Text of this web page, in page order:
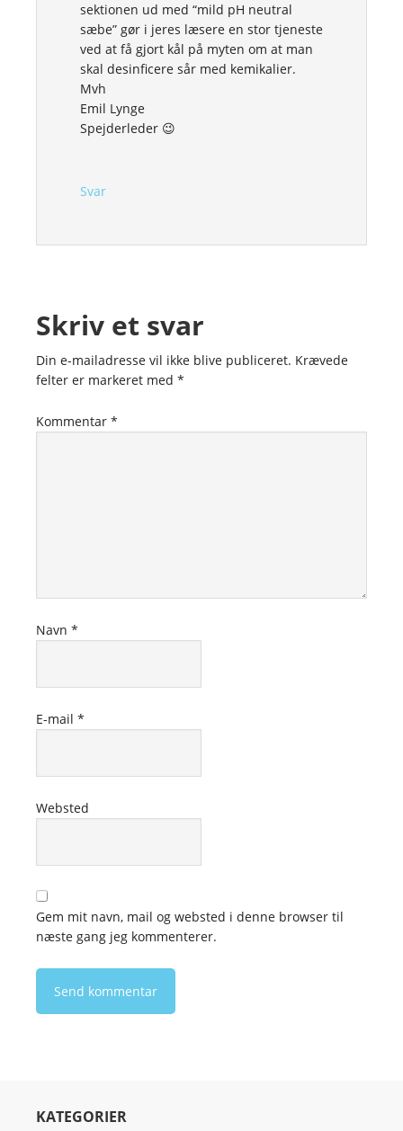
sektionen ud med “mild pH neutral
sæbe” gør i jeres læsere en stor tjeneste
ved at få gjort kål på myten om at man
skal desinficere sår med kemikalier.
Mvh
Emil Lynge
Spejderleder 😉
Svar
Skriv et svar
Din e-mailadresse vil ikke blive publiceret. Krævede
felter er markeret med *
Kommentar *
Navn *
E-mail *
Websted
Gem mit navn, mail og websted i denne browser til
næste gang jeg kommenterer.
KATEGORIER